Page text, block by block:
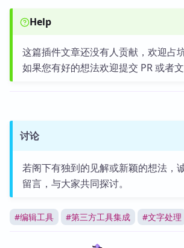
Help
这篇插件文章还没有人贡献，欢迎占
如果您有好的想法欢迎提交 PR 或者文
讨论
若阁下有独到的见解或新颖的想法，
留言，与大家共同探讨。
#编辑工具 #第三方工具集成 #文字处理